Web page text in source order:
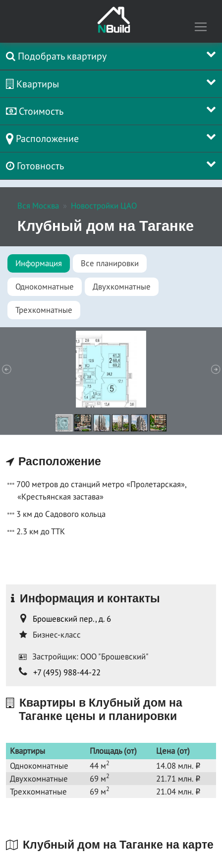
Подобрать квартиру
Квартиры
Стоимость
Расположение
Готовность
Вся Москва Новостройки ЦАО
Клубный дом на Таганке
Информация Все планировки
Однокомнатные Двухкомнатные
Трехкомнатные
Расположение
700 метров до станций метро «Пролетарская»,
«Крестьянская застава»
3 км до Садового кольца
2.3 км до ТТК
Информация и контакты
Брошевский пер., д. 6
Бизнес-класс
Застройщик: ООО "Брошевский"
+7 (495) 988-44-22
Квартиры в Клубный дом на
Таганке цены и планировки
Квартиры Площадь (от)
Цена (от)
Однокомнатные
44 м2 14.08 млн. o
Двухкомнатные 69 м2 21.71 млн. o
Трехкомнатные 69 м2 21.04 млн. o
Клубный дом на Таганке на карте